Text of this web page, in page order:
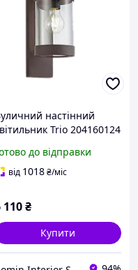
настінний
Trio 204160124
IP44
до відправки
від 1018₴/міс
110₴
Купити